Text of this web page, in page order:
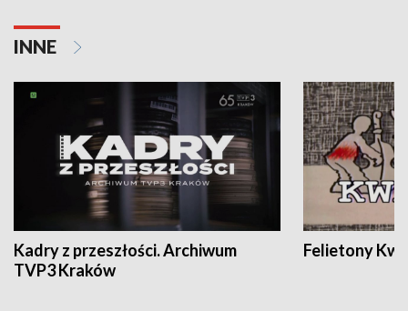
INNE
Kadry z przeszłości. Archiwum
TVP3 Kraków
Felietony